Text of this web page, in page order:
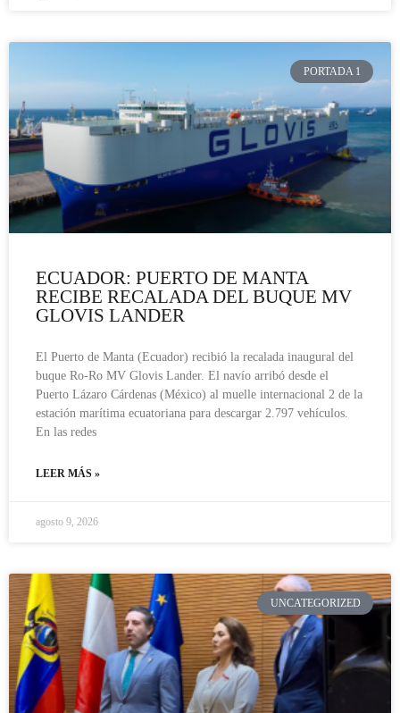
PORTADA 1
ECUADOR: PUERTO DE MANTA
RECIBE RECALADA DEL BUQUE MV
GLOVIS LANDER
El Puerto de Manta (Ecuador) recibió la recalada inaugural del
buque Ro-Ro MV Glovis Lander. El navío arribó desde el
Puerto Lázaro Cárdenas (México) al muelle internacional 2 de la
estación marítima ecuatoriana para descargar 2.797 vehículos.
En las redes
LEER MÁS »
agosto 9, 2026
UNCATEGORIZED